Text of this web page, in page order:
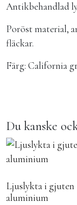
Antikbehandlad
Poröst material,
fläckar.
Färg: California
Du kanske
Ljuslykta i gjuten
aluminium